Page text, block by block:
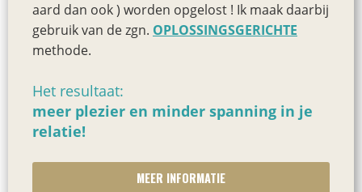
aard dan ook ) worden opgelost ! Ik maak daarbij
gebruik van de zgn. OPLOSSINGSGERICHTE
methode.
Het resultaat:
meer plezier en minder spanning in je
relatie!
MEER INFORMATIE